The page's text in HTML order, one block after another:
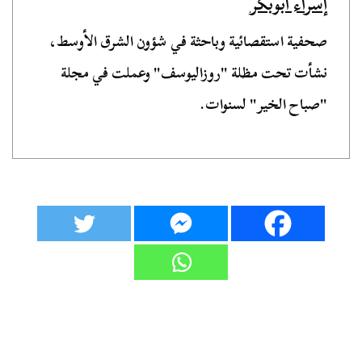
صحفية استقصائية وباحثة في شؤون الشرق الأوسط،
نشأت تحت مظلة "روزاليوسف" وعملت في مجلة
"صباح الخير" لسنوات.